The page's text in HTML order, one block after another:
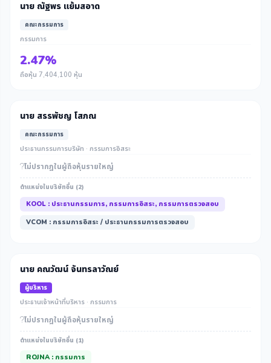
นาย ณัฐพร แย้มสอาด
คณะกรรมการ
กรรมการ
2.47%
ถือหุ้น 7,404,100 หุ้น
นาย สรรพัชญ โสภณ
คณะกรรมการ
ประธานกรรมการบริษัท · กรรมการอิสระ
ไม่ปรากฎในผู้ถือหุ้นรายใหญ่
ตำแหน่งในบริษัทอื่น (2)
KOOL : ประธานกรรมการ, กรรมการอิสระ, กรรมการตรวจสอบ
VCOM : กรรมการอิสระ / ประธานกรรมการตรวจสอบ
นาย คณวัฒน์ จันทรลาวัณย์
ผู้บริหาร
ประธานเจ้าหน้าที่บริหาร · กรรมการ
ไม่ปรากฎในผู้ถือหุ้นรายใหญ่
ตำแหน่งในบริษัทอื่น (1)
ROJNA : กรรมการ